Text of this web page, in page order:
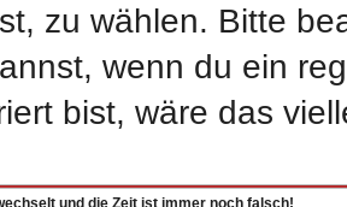
zu wählen. Bitte
wenn du ein
bist, wäre das
und die Zeit ist immer noch falsch!